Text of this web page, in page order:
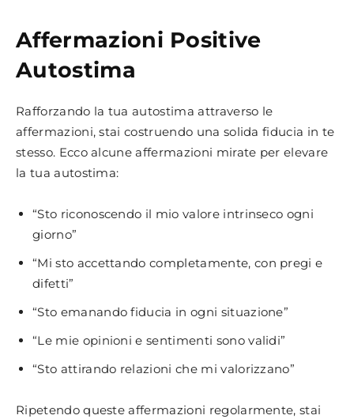
Affermazioni Positive
Autostima
Rafforzando la tua autostima attraverso le
affermazioni, stai costruendo una solida fiducia in te
stesso. Ecco alcune affermazioni mirate per elevare
la tua autostima:
“Sto riconoscendo il mio valore intrinseco ogni
giorno”
“Mi sto accettando completamente, con pregi e
difetti”
“Sto emanando fiducia in ogni situazione”
“Le mie opinioni e sentimenti sono validi”
“Sto attirando relazioni che mi valorizzano”
Ripetendo queste affermazioni regolarmente, stai